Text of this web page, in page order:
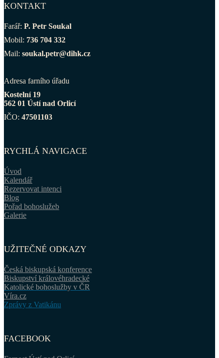
KONTAKT
Farář: P. Petr Soukal
Mobil: 736 704 332
Mail: soukal.petr@dihk.cz
Adresa farního úřadu
Kostelní 19
562 01 Ústí nad Orlicí
IČO: 47501103
RYCHLÁ NAVIGACE
Úvod
Kalendář
Rezervovat intenci
Blog
Pořad bohoslužeb
Galerie
UŽITEČNÉ ODKAZY
Česká biskupská konference
Biskupství královéhradecké
Katolické bohoslužby v ČR
Víra.cz
Zprávy z Vatikánu
FACEBOOK